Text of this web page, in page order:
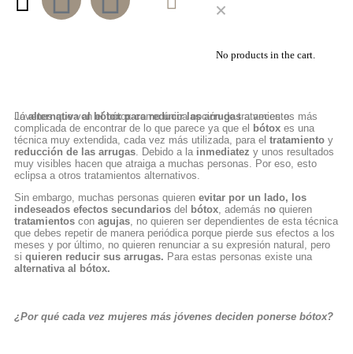
No products in the cart.
Laalternativa al bótox para reducir las arrugasa veces es más
complicada de encontrar de lo que parece ya que el bótox es una
técnica muy extendida, cada vez más utilizada, para el tratamiento y
reducción de las arrugas . Debido a la inmediatez y unos resultados
muy visibles hacen que atraiga a muchas personas. Por eso, esto
eclipsa a otros tratamientos alternativos.
Sin embargo, muchas personas quieren evitar por un lado, los
indeseados efectos secundarios del bótox , además no quieren
tratamientos con agujas , no quieren ser dependientes de esta técnica
que debes repetir de manera periódica porque pierde sus efectos a los
meses y por último, no quieren renunciar a su expresión natural, pero
si quieren reducir sus arrugas. Para estas personas existe una
alternativa al bótox.
¿Por qué cada vez mujeres más jóvenes deciden ponerse bótox?
Jóvenes que ven el bótox como única opción de tratamiento.